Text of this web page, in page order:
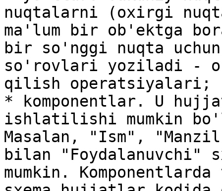
nuqtalarni (oxirgi
ma'lum bir ob'ektga
bir so'nggi nuqta uchun
so'rovlari yoziladi -
qilish operatsiyalari;
* komponentlar. U
ishlatilishi mumkin
Masalan, "Ism",
bilan "Foydalanuvchi"
mumkin.